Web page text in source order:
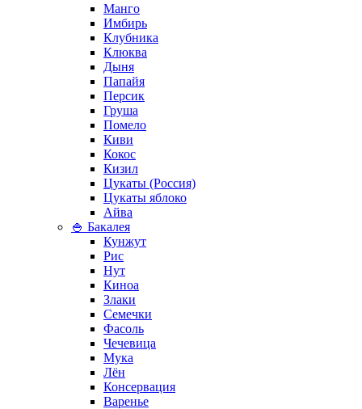
Манго
Имбирь
Клубника
Клюква
Дыня
Папайя
Персик
Груша
Помело
Киви
Кокос
Кизил
Цукаты (Россия)
Цукаты яблоко
Айва
🍚 Бакалея
Кунжут
Рис
Нут
Киноа
Злаки
Семечки
Фасоль
Чечевица
Мука
Лён
Консервация
Варенье